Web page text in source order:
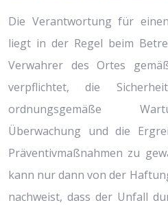
Die Verantwortung für
liegt in der Regel beim
Verwahrer des Ortes
verpflichtet, die
ordnungsgemäße
Überwachung und die
Präventivmaßnahmen zu
kann nur dann von der
nachweist, dass der Unfall